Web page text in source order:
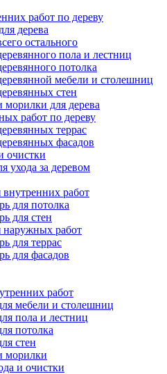
работ по дереву
дерева
остального
пола и лестниц
потолка
мебели и столешниц
стен
для дерева
работ по дереву
террас
фасадов
очистки
ухода за деревом
работ
для потолка
для стен
наружных работ
для террас
для фасадов
работ
мебели и столешниц
пола и лестниц
потолка
стен
морилки
и очистки